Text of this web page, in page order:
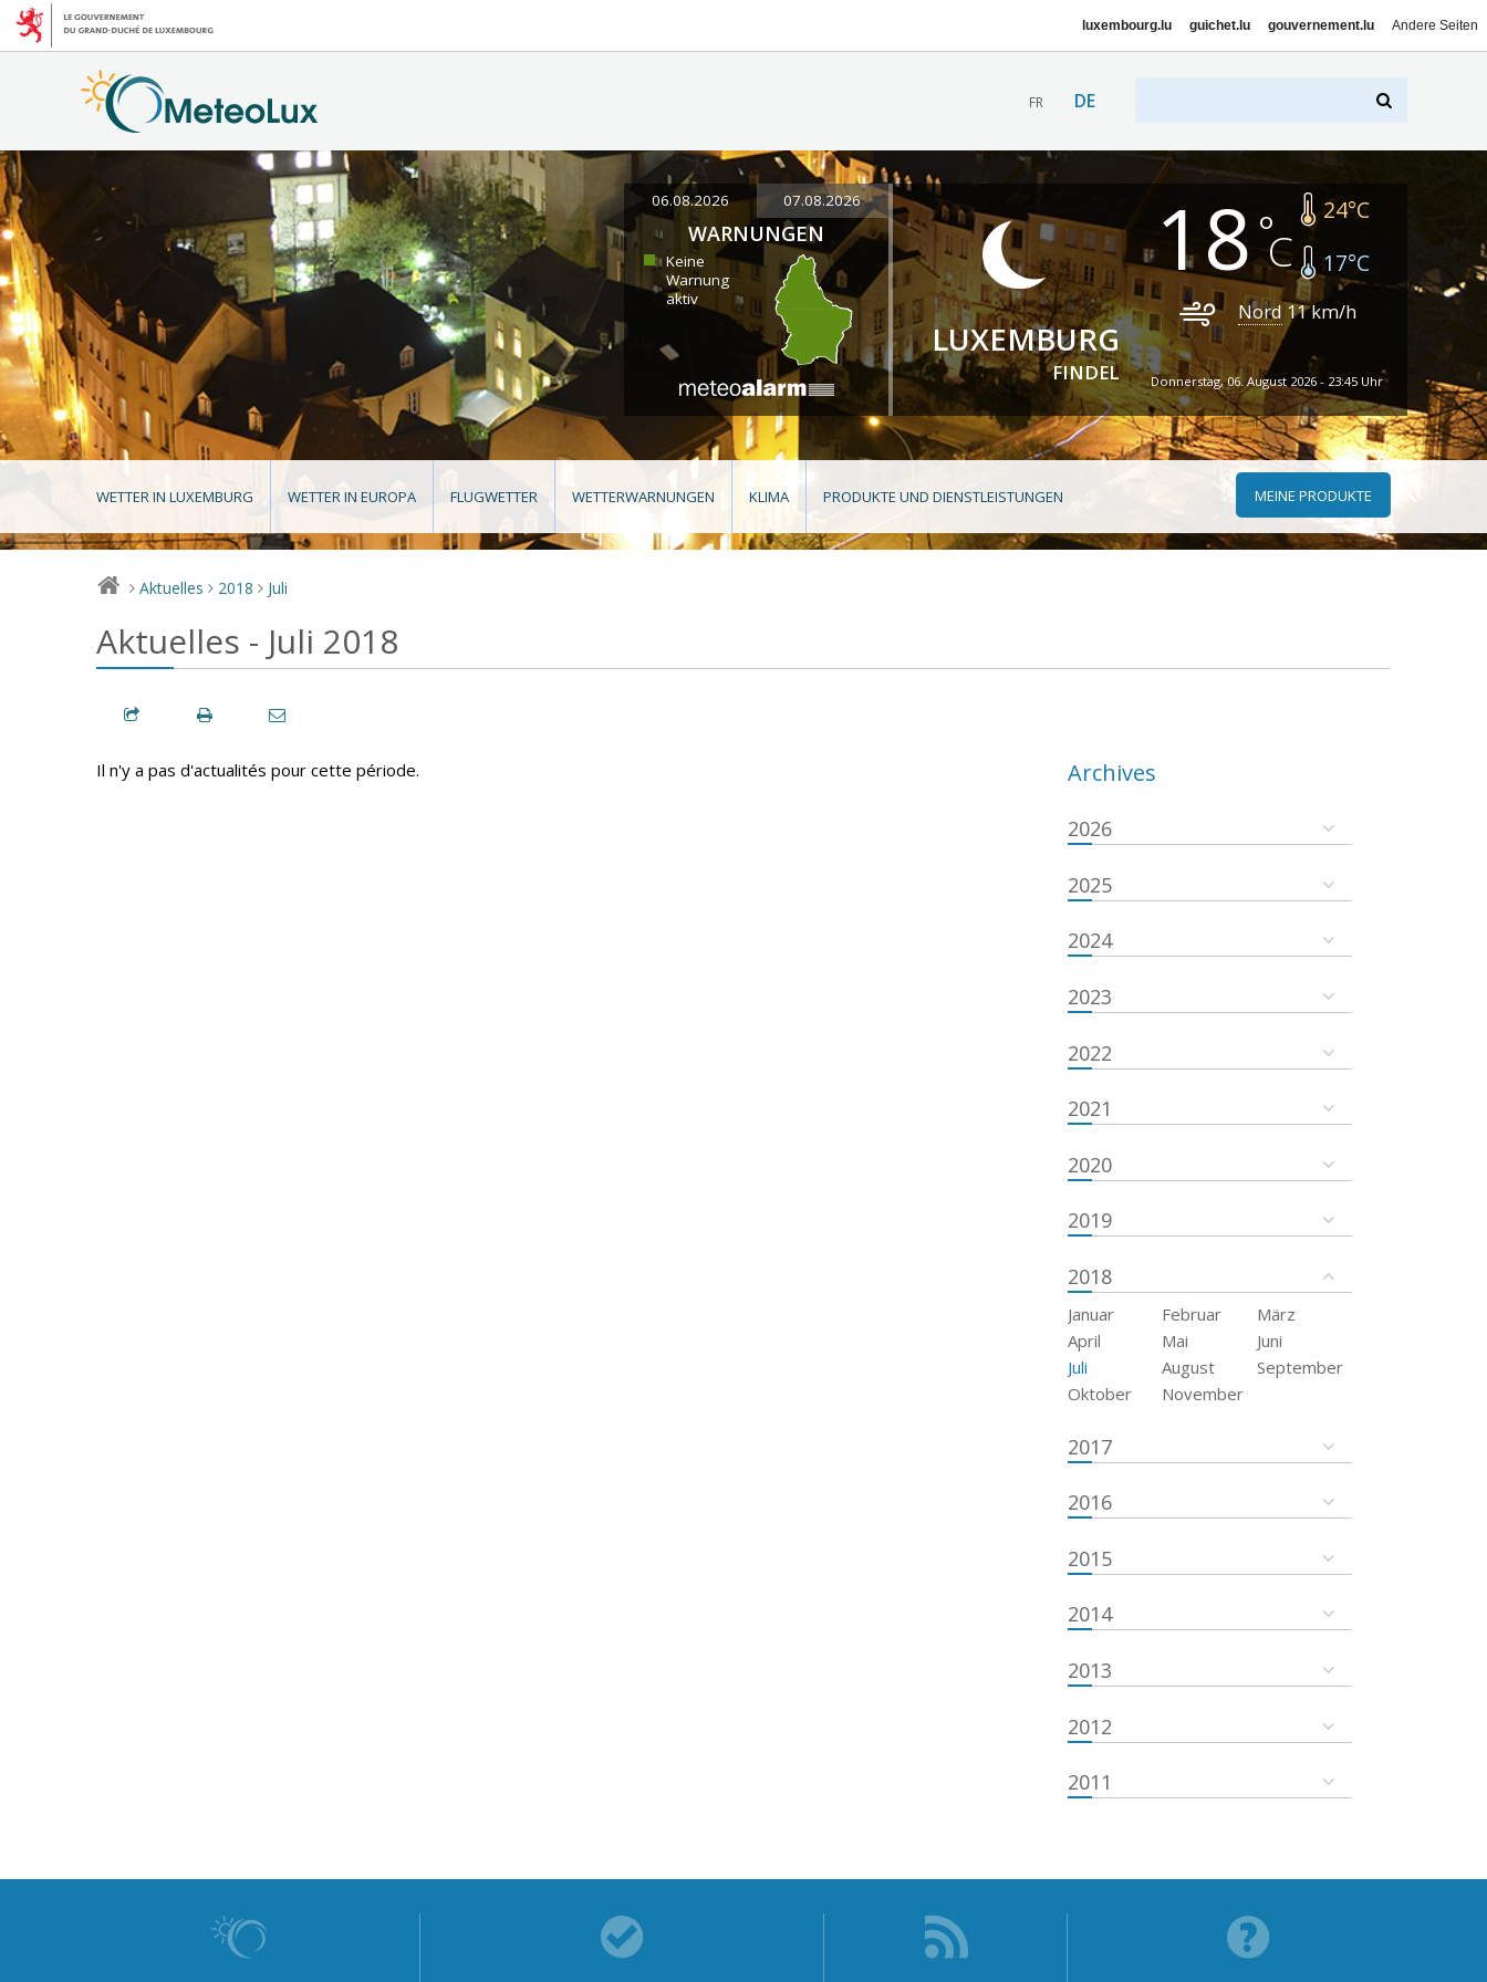
luxembourg.lu guichet.lu gouvernement.lu Andere Seiten
FR DE
06.08.2026 07.08.2026
WARNUNGEN
Keine
Warnung
aktiv
LUXEMBURG
FINDEL
18 24°C
17°C
Nord 11km/h
Donnerstag, 06. August 2026 - 23:45 Uhr
WETTER IN LUXEMBURG WETTER IN EUROPA FLUGWETTER WETTERWARNUNGEN KLIMA PRODUKTE UND DIENSTLEISTUNGEN MEINE PRODUKTE
> Aktuelles > 2018 > Juli
Aktuelles - Juli 2018
Il n'y a pas d'actualités pour cette période. Archives
2026
2025
2024
2023
2022
2021
2020
2019
2018
Januar Februar
März
April
Mai
Juni
Juli
August
September
Oktober
November
2017
2016
2015
2014
2013
2012
2011